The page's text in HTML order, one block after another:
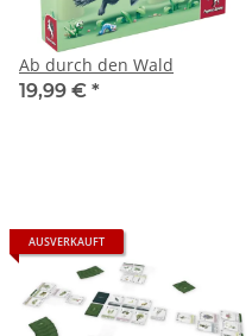
Ab durch den Wald
19,99 € *
AUSVERKAUFT